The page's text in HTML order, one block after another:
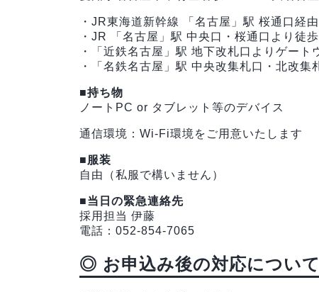
・JR東海道新幹線 「名古屋」駅 桜通口経
・JR 「名古屋」駅 中央口・桜通口より徒
・「近鉄名古屋」駅 地下改札口よりゲー
・「名鉄名古屋」駅 中央改集札口・北改
■持ち物
ノートPC or タブレット等のデバイス
通信環境：Wi-Fi環境をご用意いたします
■服装
自由（私服で構いません）
■当日の緊急連絡先
採用担当 伊藤
電話：052-854-7065
◎ お申込み後の対応について